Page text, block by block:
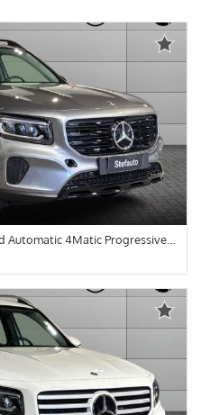
0
Automatic 4Matic Progressive Advanced Plus
Montagna metallizzato • 5
• Airbag testa •
• Chiusura centralizzata •
ESP • Fari LED • Frenata
elettronico • Sensore di
• Servosterzo •
laterali elettrici • Telecamera